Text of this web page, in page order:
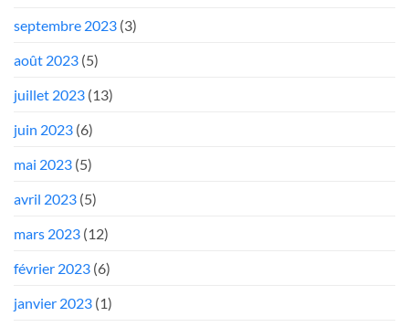
septembre 2023 (3)
août 2023 (5)
juillet 2023 (13)
juin 2023 (6)
mai 2023 (5)
avril 2023 (5)
mars 2023 (12)
février 2023 (6)
janvier 2023 (1)